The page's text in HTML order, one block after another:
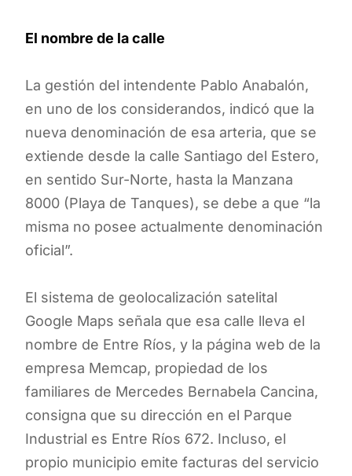
El nombre de la calle
La gestión del intendente Pablo Anabalón,
en uno de los considerandos, indicó que la
nueva denominación de esa arteria, que se
extiende desde la calle Santiago del Estero,
en sentido Sur-Norte, hasta la Manzana
8000 (Playa de Tanques), se debe a que “la
misma no posee actualmente denominación
oficial”.
El sistema de geolocalización satelital
Google Maps señala que esa calle lleva el
nombre de Entre Ríos, y la página web de la
empresa Memcap, propiedad de los
familiares de Mercedes Bernabela Cancina,
consigna que su dirección en el Parque
Industrial es Entre Ríos 672. Incluso, el
propio municipio emite facturas del servicio